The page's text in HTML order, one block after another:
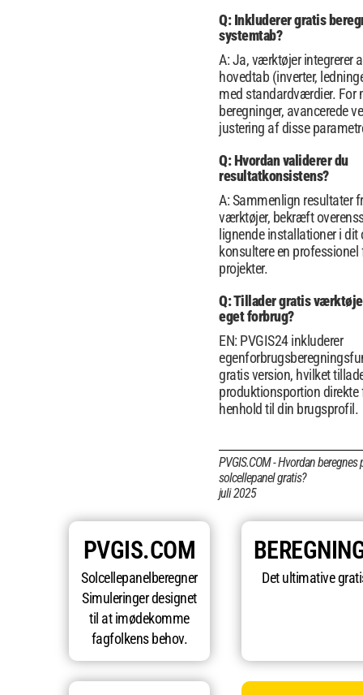
Q: Inkluderer gratis
systemtab?
A: Ja, værktøjer integrerer
hovedtab (inverter,
med standardværdier. For
beregninger, avancerede
justering af disse
Q: Hvordan validerer du
resultatkonsistens?
A: Sammenlign resultater
værktøjer, bekræft
lignende installationer i dit
konsultere en professionel
projekter.
Q: Tillader gratis
eget forbrug?
EN: PVGIS24 inkluderer
gratis version, hvilket
produktionsportion direkte
henhold til din brugsprofil.
PVGIS.COM - Hvordan
solcellepanel gratis?
juli 2025
PVGIS.COM
Solcellepanelberegner
Simuleringer designet
til at imødekomme
fagfolkens behov.
Det ultimative